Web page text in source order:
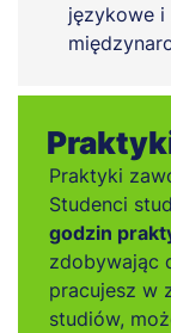
językowe
Praktyki
Studenci
godzin
zdobywając
pracujesz w
studiów,